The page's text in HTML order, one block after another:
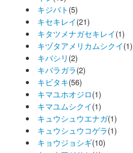
キジバト (5)
キセキレイ(21)
キタツメナガセキレイ(1)
キヅタアメリカムシクイ(1)
キバシリ (2)
キバラガラ(2)
キビタキ(56)
キマユホオジロ(1)
キマユムシクイ(1)
キュウシュウエナガ(1)
キュウシュウコゲラ(1)
キョウジョシギ(10)